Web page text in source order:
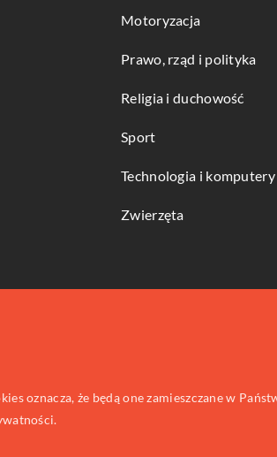
Motoryzacja
Prawo, rząd i polityka
Religia i duchowość
Sport
Technologia i komputery
Zwierzęta
oznacza, że będą one zamieszczane w
.